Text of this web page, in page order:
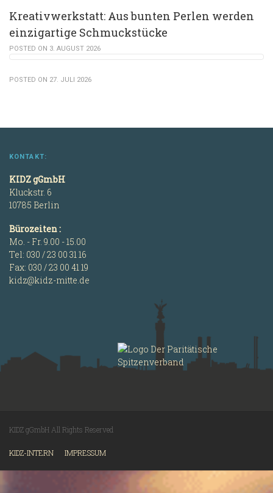
Kreativwerkstatt: Aus bunten Perlen werden
einzigartige Schmuckstücke
POSTED ON 3. AUGUST 2026
POSTED ON 27. JULI 2026
KONTAKT:
KIDZ gGmbH
Kluckstr. 6
10785 Berlin
Bürozeiten :
Mo. - Fr. 9.00 - 15.00
Tel: 030 / 23 00 31 16
Fax: 030 / 23 00 41 19
kidz@kidz-mitte.de
KIDZ gGmbH All Rights Reserved
KIDZ-INTERN IMPRESSUM